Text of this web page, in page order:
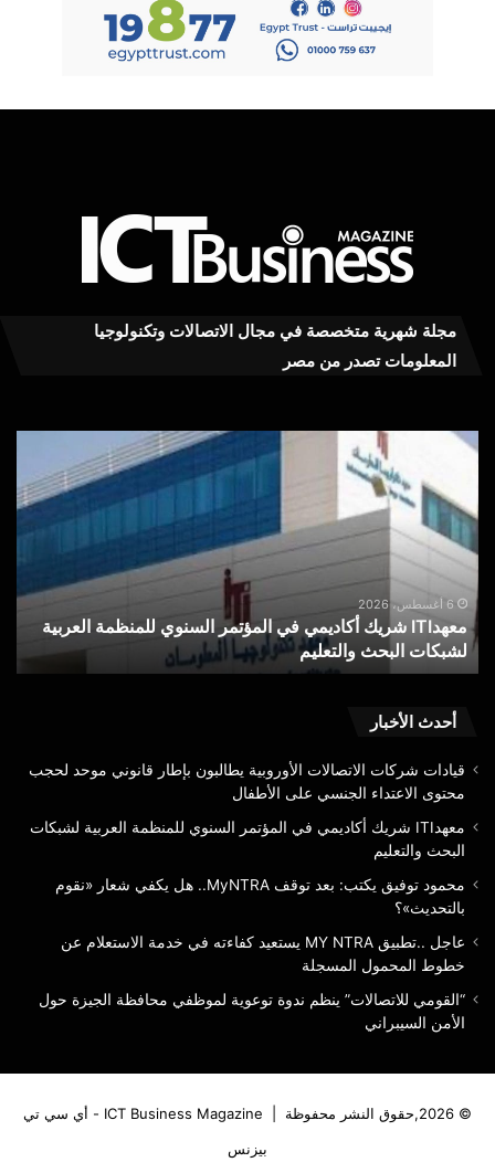
مجلة شهرية متخصصة في مجال الاتصالات وتكنولوجيا
المعلومات تصدر من مصر
أكاديمي
في
المؤتمر
السنوي
للمنظمة
العربية
لشبكات
البحث
والتعليم
6 أغسطس، 2026
معهدITI شريك أكاديمي في المؤتمر السنوي للمنظمة العربية
لشبكات البحث والتعليم
بعد
أحدث الأخبار
قيادات شركات الاتصالات الأوروبية يطالبون بإطار قانوني موحد لحجب
محتوى الاعتداء الجنسي على الأطفال
معهدITI شريك أكاديمي في المؤتمر السنوي للمنظمة العربية لشبكات
البحث والتعليم
محمود توفيق يكتب: بعد توقف MyNTRA.. هل يكفي شعار «نقوم
بالتحديث»؟
عاجل ..تطبيق MY NTRA يستعيد كفاءته في خدمة الاستعلام عن
خطوط المحمول المسجلة
“القومي للاتصالات” ينظم ندوة توعوية لموظفي محافظة الجيزة حول
الأمن السيبراني
© 2026,حقوق النشر محفوظة |
ICT Business Magazine - أي سي تي
بيزنس